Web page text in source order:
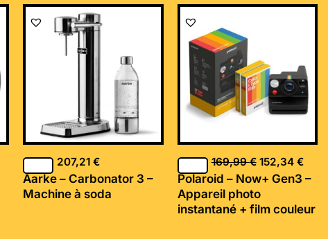
207,21€
Aarke – Carbonator 3 –
Machine à soda
169,99€
Le
169,99 €.
152,34 €
Le
Polaroid – Now+ Gen3 –
Appareil photo
instantané + film couleur